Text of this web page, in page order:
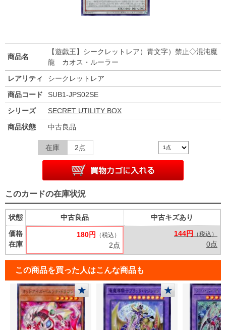
商品名
【遊戯王】シークレットレア）青文字）禁止◇混沌魔
龍 カオス・ルーラー
レアリティ
シークレットレア
商品コード
SUB1-JPS02SE
シリーズ
SECRET UTILITY BOX
商品状態
中古良品
在庫 2点
このカードの在庫状況
状態
価格
在庫
中古良品
180円 （税込）
2点
中古キズあり
144円
（税込）
0点
この商品を買った人はこんな商品も
★ ★